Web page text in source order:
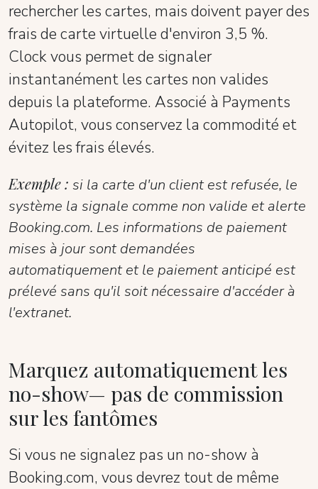
rechercher les cartes, mais doivent payer des
frais de carte virtuelle d'environ 3,5 %.
Clock vous permet de signaler
instantanément les cartes non valides
depuis la plateforme. Associé à Payments
Autopilot, vous conservez la commodité et
évitez les frais élevés.
Exemple : si la carte d'un client est refusée, le
système la signale comme non valide et alerte
Booking.com. Les informations de paiement
mises à jour sont demandées
automatiquement et le paiement anticipé est
prélevé sans qu'il soit nécessaire d'accéder à
l'extranet.
Marquez automatiquement les
no-show— pas de commission
sur les fantômes
Si vous ne signalez pas un no-show à
Booking.com, vous devrez tout de même